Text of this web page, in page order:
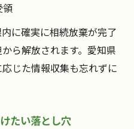
領
に確実に相続放棄が完了
ら解放されます。愛知県
じた情報収集も忘れずに
たい落とし穴